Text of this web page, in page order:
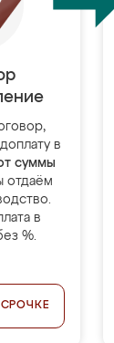
в
суммы
отдаём
в
%.